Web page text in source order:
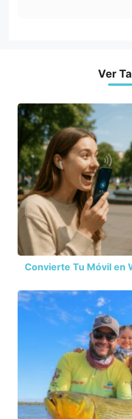
Ver
Convierte Tu Móvil en